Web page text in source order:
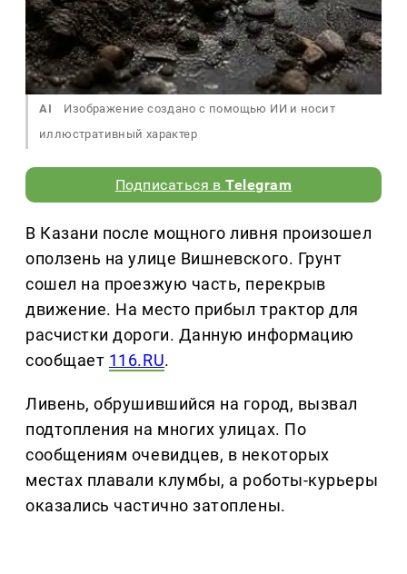
AI
Изображение создано с помощью ИИ и носит
иллюстративный характер
Подписаться вTelegram
В Казани после мощного ливня произошел
оползень на улице Вишневского. Грунт
сошел на проезжую часть, перекрыв
движение. На место прибыл трактор для
расчистки дороги. Данную информацию
сообщает 116.RU.
Ливень, обрушившийся на город, вызвал
подтопления на многих улицах. По
сообщениям очевидцев, в некоторых
местах плавали клумбы, а роботы-курьеры
оказались частично затоплены.